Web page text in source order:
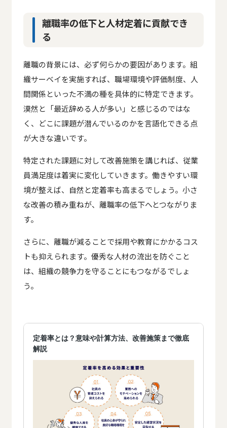
離職率の低下と人材定着に貢献でき
る
離職の背景には、必ず何らかの要因があります。組
織サーベイを実施すれば、職場環境や評価制度、人
間関係といった不満の種を具体的に特定できます。
漠然と「最近辞める人が多い」と感じるのではな
く、どこに課題が潜んでいるのかを言語化できる点
が大きな違いです。
特定された課題に対して改善施策を講じれば、従業
員満足度は着実に変化していきます。働きやすい環
境が整えば、自然と定着率も高まるでしょう。小さ
な改善の積み重ねが、離職率の低下へとつながりま
す。
さらに、離職が減ることで採用や教育にかかるコス
トも抑えられます。優秀な人材の流出を防ぐこと
は、組織の競争力を守ることにもつながるでしょ
う。